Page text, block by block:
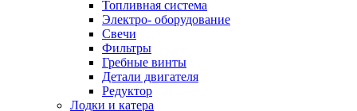
Топливная система
Электро- оборудование
Свечи
Фильтры
Гребные винты
Детали двигателя
Редуктор
Лодки и катера